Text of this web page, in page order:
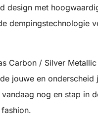
design met
dempingstechnologie
Carbon / Silver
jouwe en onderscheid
vandaag nog en stap in